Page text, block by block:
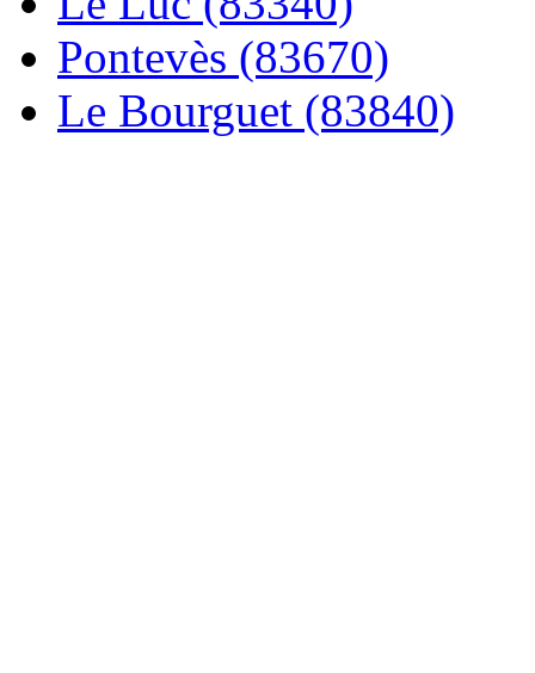
Pontevès (83670)
Le Bourguet (83840)